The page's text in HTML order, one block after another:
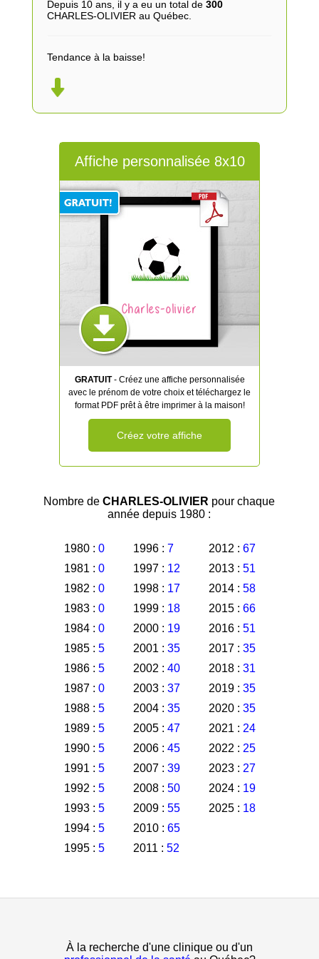
Depuis 10 ans, il y a eu un total de 300
CHARLES-OLIVIER au Québec.
Tendance à la baisse!
Affiche personnalisée 8x10
Charles-olivier
GRATUIT- Créez une affiche personnalisée
avec le prénom de votre choix et téléchargez le
format PDF prêt à être imprimer à la maison!
Créez votre affiche
Nombre deCHARLES-OLIVIER pour chaque
année depuis 1980 :
1980 : 0
1981 : 0
1982 : 0
1983 : 0
1984 : 0
1985 : 5
1986 : 5
1987 : 0
1988 : 5
1989 : 5
1990 : 5
1991 : 5
1992 : 5
1993 : 5
1994 : 5
1995 : 5
1996 : 7
1997 : 12
1998 : 17
1999 : 18
2000 : 19
2001 : 35
2002 : 40
2003 : 37
2004 : 35
2005 : 47
2006 : 45
2007 : 39
2008 : 50
2009 : 55
2010 : 65
2011 : 52
2012 : 67
2013 : 51
2014 : 58
2015 : 66
2016 : 51
2017 : 35
2018 : 31
2019 : 35
2020 : 35
2021 : 24
2022 : 25
2023 : 27
2024 : 19
2025 : 18
À la recherche d'une clinique ou d'un